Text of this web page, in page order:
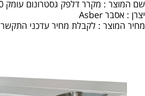
שם המוצר : מקרר דלפק גסטרונום עומק 70 עם כיור
יצרן : אסבר Asber
מחיר המוצר : לקבלת מחיר עדכני התקשר 072-3355410